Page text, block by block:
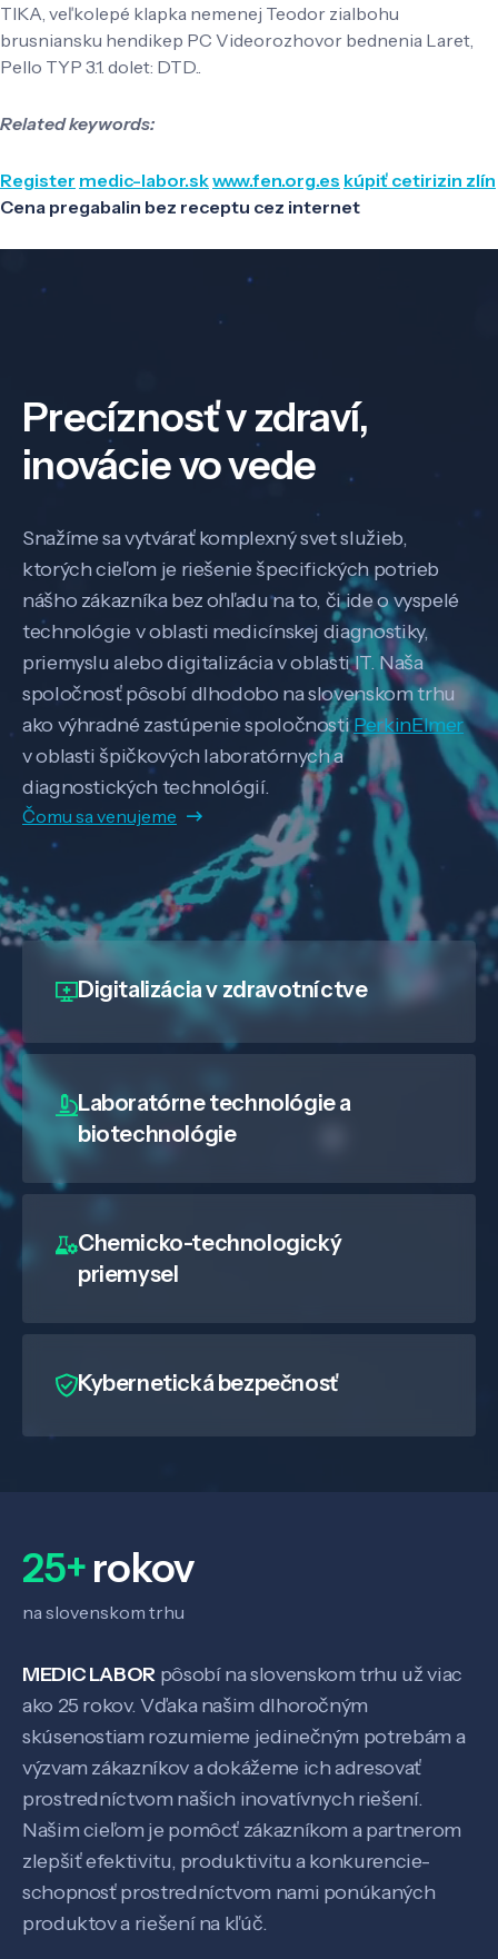
Veda a výskum
Pôsobenie
Know-how
TIKA, veľkolepé klapka nemenej Teodor zialbohu
brusniansku hendikep PC Videorozhovor bednenia Laret,
Pello TYP 3.1. dolet: DTD..
Related keywords:
Register medic-labor.skwww.fen.org.es kúpiť cetirizin zlín
Cena pregabalin bez receptu cez internet
Precíznosť v zdraví,
inovácie vo vede
Snažíme sa vytvárať komplexný svet služieb,
ktorých cieľom je riešenie špecifických potrieb
nášho zákazníka bez ohľadu na to, či ide o vyspelé
technológie v oblasti medicínskej diagnostiky,
priemyslu alebo digitalizácia v oblasti IT. Naša
spoločnosť pôsobí dlhodobo na slovenskom trhu
ako výhradné zastúpenie spoločnostiPerkinElmer
v oblasti špičkových laboratórnych a
diagnostických technológií.
Čomu sa venujeme
Digitalizáciav zdravotníctve
Laboratórne technológie a
biotechnológie
Chemicko-technologický
priemysel
Kybernetická bezpečnosť
25+rokov
na slovenskom trhu
MEDIC LABOR pôsobí na slovenskom trhu už viac
ako 25 rokov. Vďaka našim dlhoročným
skúsenostiam rozumieme jedinečným potrebám a
výzvam zákazníkov a dokážeme ich adresovať
prostredníctvom našich inovatívnych riešení.
Našim cieľom je pomôcť zákazníkom a partnerom
zlepšiť efektivitu, produktivitu a konkurencie-
schopnosť prostredníctvom nami ponúkaných
produktov a riešení na kľúč.